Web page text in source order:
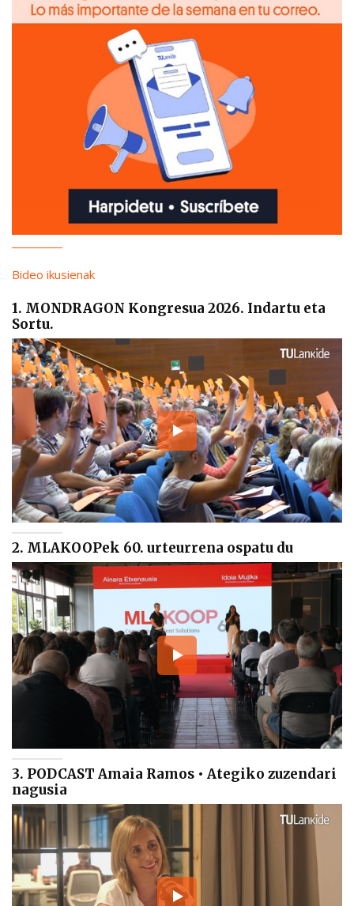
Bideo ikusienak
1. MONDRAGON Kongresua 2026. Indartu eta
Sortu.
2. MLAKOOPek 60. urteurrena ospatu du
3. PODCAST Amaia Ramos • Ategiko zuzendari
nagusia